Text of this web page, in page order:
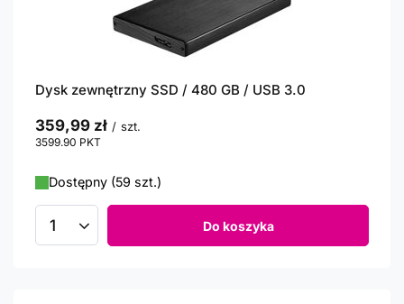
Dysk zewnętrzny SSD / 480 GB / USB 3.0
359,99 zł / szt.
3599.90 PKT
Dostępny (59 szt.)
Ilość produktów Do koszyka